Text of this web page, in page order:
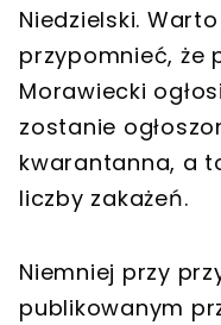
Niedzielski.
przypomnieć, że
Morawiecki
zostanie
kwarantanna, a
liczby zakażeń.
Niemniej przy
publikowanym